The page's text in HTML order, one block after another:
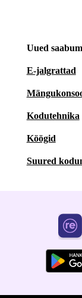
Uued
E-jalgrattad
Kodutehnika
Köögid
Suured